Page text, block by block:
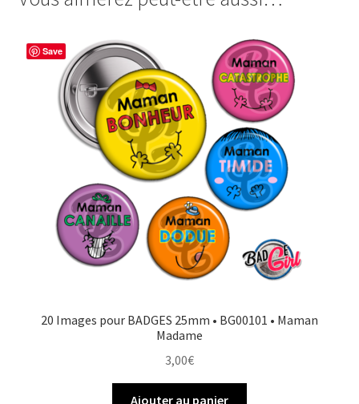
Monsieur
o
o
e
s
t
e
r
g
e
r
Save
20 Images pour BADGES 25mm • BG00101 • Maman
Madame
3,00€
Ajouter au panier